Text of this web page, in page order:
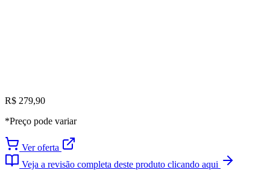
R$ 279,90
*Preço pode variar
Ver oferta
Veja a revisão completa deste produto clicando aqui